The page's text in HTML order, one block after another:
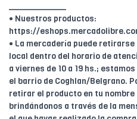
• Nuestros productos:
https://
• La mercadería puede
local dentro del horario de
a viernes de 10 a 19 hs.;
el barrio de Coghlan/Belgrano.
retirar el producto en tu
brindándonos a través de la